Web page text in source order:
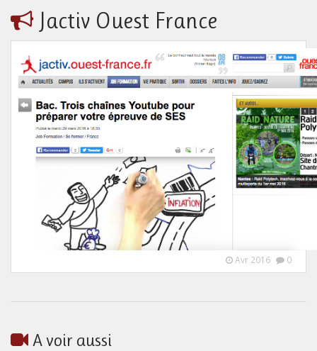
Jactiv Ouest France
Avr 2016 0
A voir aussi